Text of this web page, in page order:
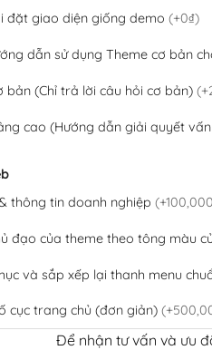
đặt giao diện giống demo (+0₫)
dẫn sử dụng Theme cơ bản
bản (Chỉ trả lời câu hỏi cơ bản)
cao (Hướng dẫn giải quyết
thông tin doanh nghiệp
đạo của theme theo tông màu
và sắp xếp lại thanh menu
cục trang chủ (đơn giản)
toán QR Code ngân hàng
Để nhận tư vấn và ưu